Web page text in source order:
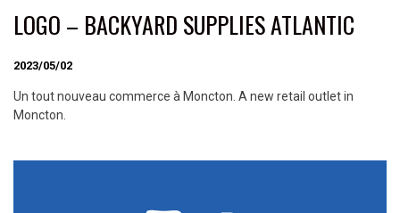
LOGO – BACKYARD SUPPLIES ATLANTIC
2023/05/02
Un tout nouveau commerce à Moncton. A new retail outlet in
Moncton.